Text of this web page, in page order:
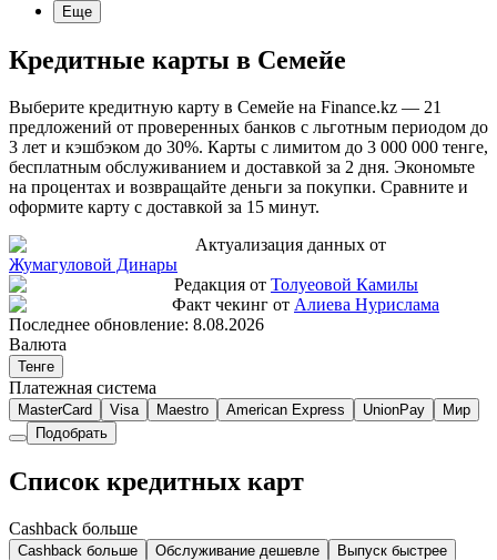
Еще
Кредитные карты в Семейе
Выберите кредитную карту в Семейе на Finance.kz — 21
предложений от проверенных банков с льготным периодом до
3 лет и кэшбэком до 30%. Карты с лимитом до 3 000 000 тенге,
бесплатным обслуживанием и доставкой за 2 дня. Экономьте
на процентах и возвращайте деньги за покупки. Сравните и
оформите карту с доставкой за 15 минут.
Актуализация данных от
Жумагуловой Динары
Редакция от Толуеовой Камилы
Факт чекинг от Алиева Нурислама
Последнее обновление: 8.08.2026
Валюта
Тенге
Платежная система
MasterCard Visa Maestro American Express UnionPay
Мир
Подобрать
Список кредитных карт
Cashback больше
Cashback больше Обслуживание дешевле Выпуск быстрее